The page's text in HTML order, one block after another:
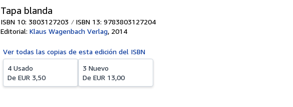
Tapa blanda
ISBN 10: 3803127203
ISBN 13: 9783803127204
Editorial: Klaus Wagenbach Verlag, 2014
Ver todas las copias de esta edición del ISBN
4 Usado
De EUR 3,50
3 Nuevo
De EUR 13,00